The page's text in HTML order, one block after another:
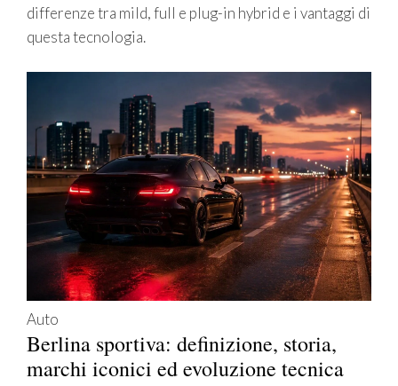
differenze tra mild, full e plug-in hybrid e i vantaggi di
questa tecnologia.
Auto
Berlina sportiva: definizione, storia,
marchi iconici ed evoluzione tecnica